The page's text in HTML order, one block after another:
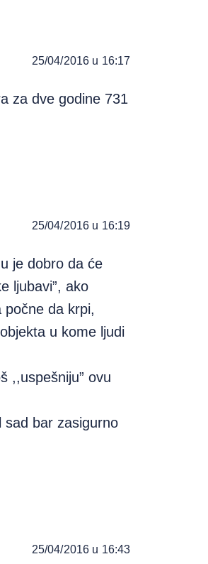
25/04/2016 u 16:17
za dve godine 731
25/04/2016 u 16:19
je dobro da će
ljubavi”, ako
počne da krpi,
u kome ljudi
,,uspešniju” ovu
sad bar zasigurno
25/04/2016 u 16:43